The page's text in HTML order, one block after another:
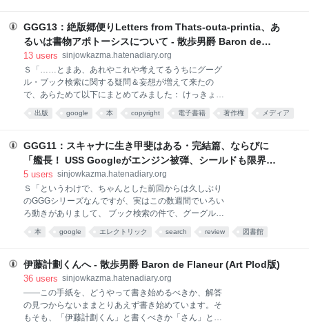
「とまあ
誘拐犯のものだった」「……じゃあ……それで少年の
行方は？」 #twnovel 3:19 PM Jul 23rd これは以前に
hexalexyで創ったやつの『長編版』ですな。末尾をち
す。でもって次が、 彼は少年として出征し、男として
戦った。祖国が降伏した日、彼は記憶喪失の傷病兵だ
った。繁栄と享楽が戻ってきた。彼は貧しい独身者と
して働き、老人として病に倒れた。遺体は市の共同墓
GGG13：絶版郷便りLetters from Thats-outa-printia、あ
るいは書物アポトーシスについて - 散歩男爵 Baron de
Flaneur (Art Plod版)
13 users sinjowkazma.hatenadiary.org
Ｓ「……とまあ、あれやこれや考えてるうちにグーグ
ル・ブック検索に関する疑問＆妄想が増えて来たの
で、あらためて以下にまとめてみました： けっきょく
日本のマンガは今回のブック検索の対象になっている
のか／今後なってゆくのか？ グーグルブック検索は、
だろうか？ 「その本」が一冊でもどこかの図書館に
眠っていたらばスキャンされてアップされてしまうの
か？ 問題があって回収された書籍に関する国際間の
く「子供に読ませない本の指定」の有効範囲はどうな
るのだろう？ グーグル・ブック検索は、初版／改訂版
／決定版／等々をちゃんと区別してくれるだろう
か？ 『出来の悪い初版本』も半永久的にさらされる
損をするのだろう？ 表紙のイラス
出版 google 本 copyright 電子書籍 著作権 メディア
GGG11：スキャナに生き甲斐はある・完結篇、ならびに
「艦長！ USS Googleがエンジン被弾、シールドも限界で
す！」の可能性 - 散歩男爵 Baron de Flaneur (Art Plod版)
5 users sinjowkazma.hatenadiary.org
Ｓ「というわけで、ちゃんとした前回からは久しぶり
のGGGシリーズなんですが、実はこの数週間でいろい
ろ動きがありまして、 ブック検索の件で、グーグルの
中の人だか弁護士さんだかが、いろいろ説明した する
と日本文藝家協会が「絶版の定義が改善された／明確
政府版ブック検索計画が本格的に始動した（らしい）
大日本印刷（＆有力出版社連合）がブックオフの大株
主になった Plastic Logicが出てきたり、Amazonの
Kindleがデカくなったり、グーグルが電子書籍販売に
乗り出したりすことになったりした 「Tsudaる」とい
本 google エレクトリック search review 図書館
伊藤計劃くんへ - 散歩男爵 Baron de Flaneur (Art Plod版)
36 users sinjowkazma.hatenadiary.org
――この手紙を、どうやって書き始めるべきか、解答
の見つからないままとりあえず書き始めています。そ
もそも、「伊藤計劃くん」と書くべきか「さん」と書